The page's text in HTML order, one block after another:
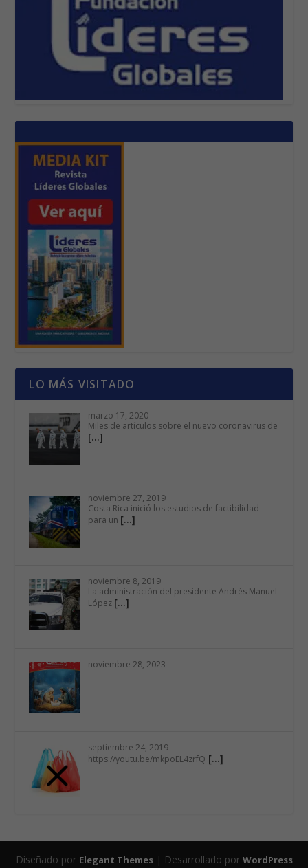
LO MÁS VISITADO
marzo 17, 2020
Miles de artículos sobre el nuevo coronavirus de
[…]
noviembre 27, 2019
Costa Rica inició los estudios de factibilidad
para un […]
noviembre 8, 2019
La administración del presidente Andrés Manuel
López […]
noviembre 28, 2023
septiembre 24, 2019
https://youtu.be/mkpoEL4zrfQ […]
Diseñado por Elegant Themes| Desarrollado por WordPress